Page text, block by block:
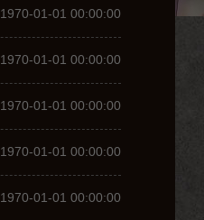
1970-01-01 00:00:00
1970-01-01 00:00:00
1970-01-01 00:00:00
1970-01-01 00:00:00
1970-01-01 00:00:00